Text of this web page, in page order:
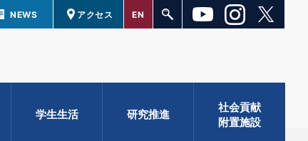
NEWS アクセス EN
学生生活 研究推進
社会貢献
附置施設